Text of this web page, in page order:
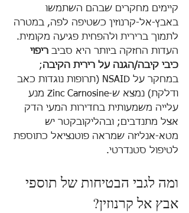
קיימים מחקרים שבהם השתמשו
באבץ-אל-קרנוזין כשטיפה לפה, במטרה
לתמוך ברירית ולהפחית פגיעה מקומית.
העדות החזקה ביותר היא סביב ריפוי
כיבי קיבה/הגנה על רירית הקיבה;
במחקר על NSAID (תרופות נוגדות כאב
ודלקת) נמצא ש-Zinc Carnosine מנע
עלייה משמעותית בחדירות המעי הדק
אצל מתנדבים; ובהליקובקטר יש
מטא-אנליזה שמראה פוטנציאל כתוספת
לטיפול סטנדרטי.
ומה לגבי הבטיחות של תוספי
אבץ אל קרנוזין?